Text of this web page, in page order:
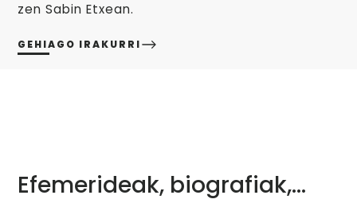
zen Sabin Etxean.
GEHIAGO IRAKURRI
Efemerideak, biografiak,…